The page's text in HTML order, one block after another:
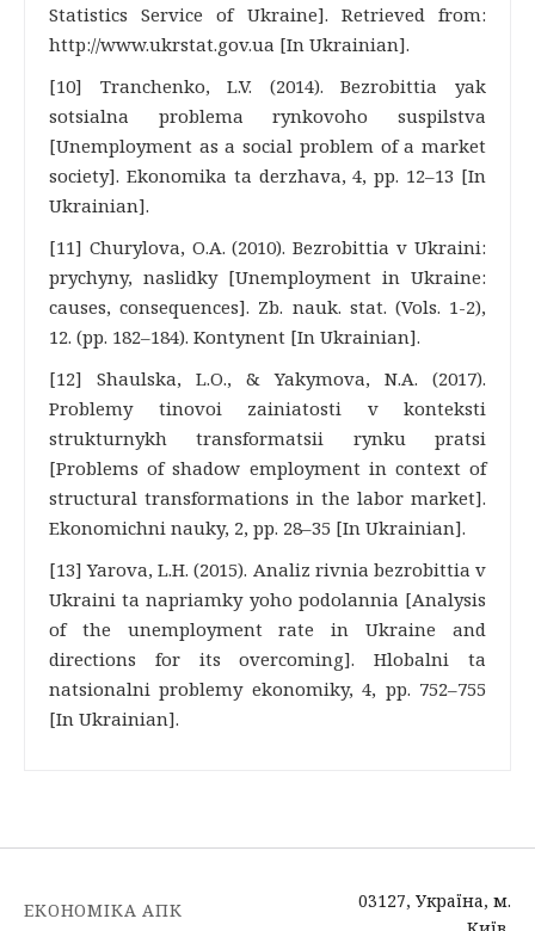
Statistics Service of Ukraine]. Retrieved from:
http://www.ukrstat.gov.ua [In Ukrainian].
[10] Tranchenko, L.V. (2014). Bezrobittia yak
sotsialna problema rynkovoho suspilstva
[Unemployment as a social problem of a market
society]. Ekonomika ta derzhava, 4, pp. 12–13 [In
Ukrainian].
[11] Churylova, O.A. (2010). Bezrobittia v Ukraini:
prychyny, naslidky [Unemployment in Ukraine:
causes, consequences]. Zb. nauk. stat. (Vols. 1-2),
12. (pp. 182–184). Kontynent [In Ukrainian].
[12] Shaulska, L.O., & Yakymova, N.A. (2017).
Problemy tinovoi zainiatosti v konteksti
strukturnykh transformatsii rynku pratsi
[Problems of shadow employment in context of
structural transformations in the labor market].
Ekonomichni nauky, 2, pp. 28–35 [In Ukrainian].
[13] Yarova, L.H. (2015). Analiz rivnia bezrobittia v
Ukraini ta napriamky yoho podolannia [Analysis
of the unemployment rate in Ukraine and
directions for its overcoming]. Hlobalni ta
natsionalni problemy ekonomiky, 4, pp. 752–755
[In Ukrainian].
ЕКОНОМІКА АПК
03127, Україна, м.